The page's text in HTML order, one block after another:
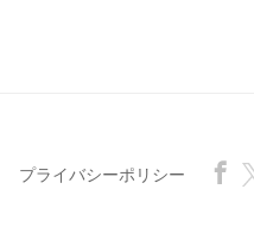
プライバシーポリシー